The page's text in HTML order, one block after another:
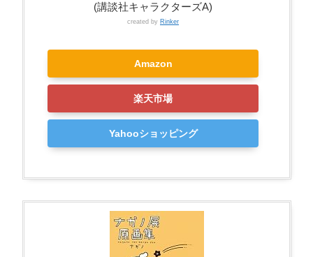
(講談社キャラクターズA)
created by Rinker
Amazon
楽天市場
Yahooショッピング